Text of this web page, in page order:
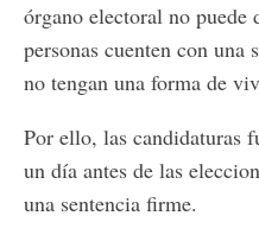
órgano electoral no puede
personas cuenten con una
no tengan una forma de
Por ello, las candidaturas
un día antes de las
una sentencia firme.